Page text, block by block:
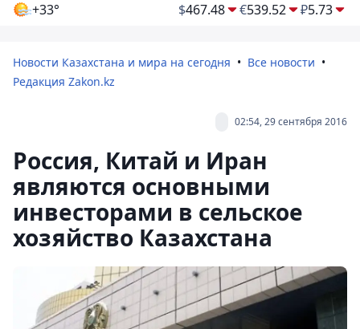
+33° $467.48 €539.52 ₽5.73
Новости Казахстана и мира на сегодня
Все новости
Редакция Zakon.kz
02:54, 29 сентября 2016
Россия, Китай и Иран
являются основными
инвесторами в сельское
хозяйство Казахстана